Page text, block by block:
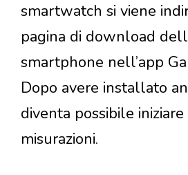
smartwatch si viene
pagina di download
smartphone nell’app
Dopo avere installato
diventa possibile
misurazioni.